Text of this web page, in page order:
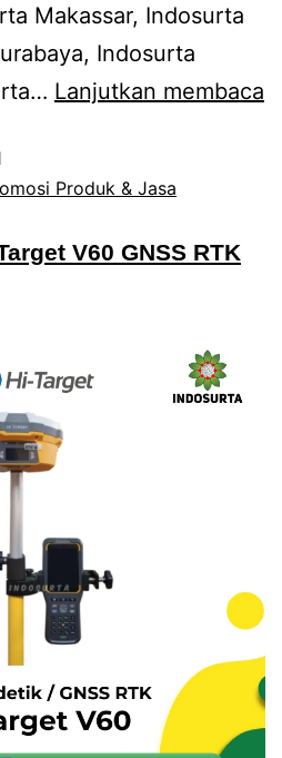
Makassar, Indosurta
Indosurta
Lanjutkan membaca
Produk & Jasa
V60 GNSS RTK